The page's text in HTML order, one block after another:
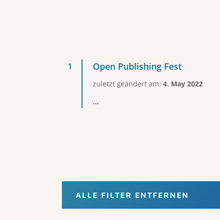
Open Publishing Fest
zuletzt geändert am: 4. May 2022
...
ALLE FILTER ENTFERNEN